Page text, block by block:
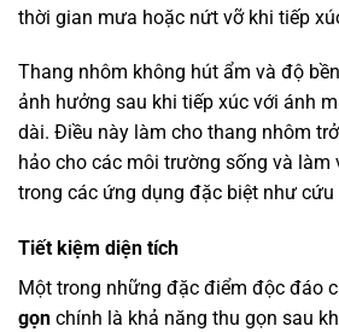
thời gian mưa hoặc nứt vỡ khi tiếp
Thang nhôm không hút ẩm và độ
ảnh hưởng sau khi tiếp xúc với ánh
dài. Điều này làm cho thang nhôm
hảo cho các môi trường sống và làm
trong các ứng dụng đặc biệt như cứu
Tiết kiệm diện tích
Một trong những đặc điểm độc đáo
gọn chính là khả năng thu gọn sau